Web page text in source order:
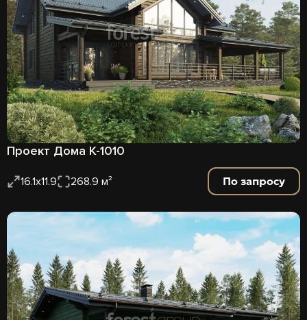
Проект Дома К-1010
16.1x11.9 268.9 м² По запросу